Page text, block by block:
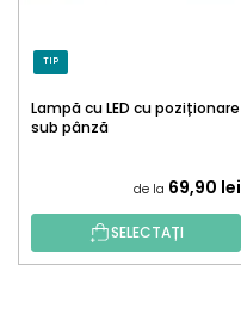
TIP
Lampă cu LED cu poziționare
sub pânză
de la 69,90 lei
SELECTAȚI